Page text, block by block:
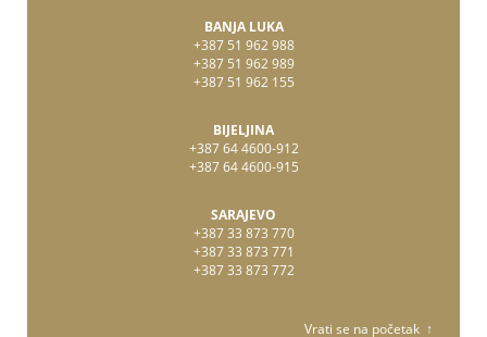
BANJA LUKA
+387 51 962 988
+387 51 962 989
+387 51 962 155
BIJELJINA
+387 64 4600-912
+387 64 4600-915
SARAJEVO
+387 33 873 770
+387 33 873 771
+387 33 873 772
Vrati se na početak ↑